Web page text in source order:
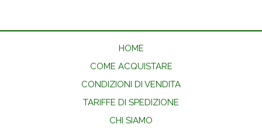
HOME
COME ACQUISTARE
CONDIZIONI DI VENDITA
TARIFFE DI SPEDIZIONE
CHI SIAMO